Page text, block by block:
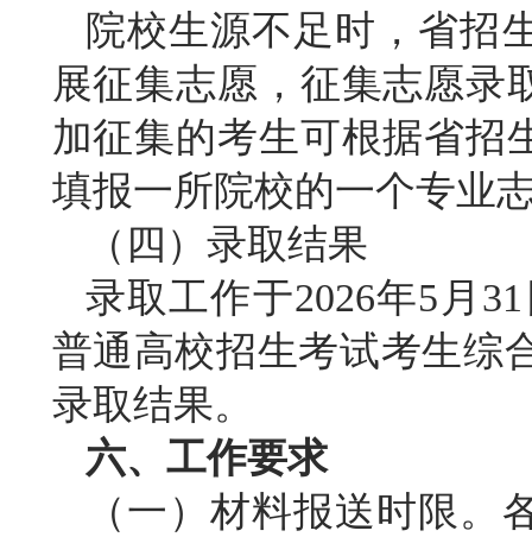
院校生源不足时，省招
展征集志愿，征集志愿录
加征集的考生可根据省招
填报一所院校的一个专业
（四）录取结果
录取工作于2026年5月
普通高校招生考试考生综
录取结果。
六、工作要求
（一）材料报送时限。